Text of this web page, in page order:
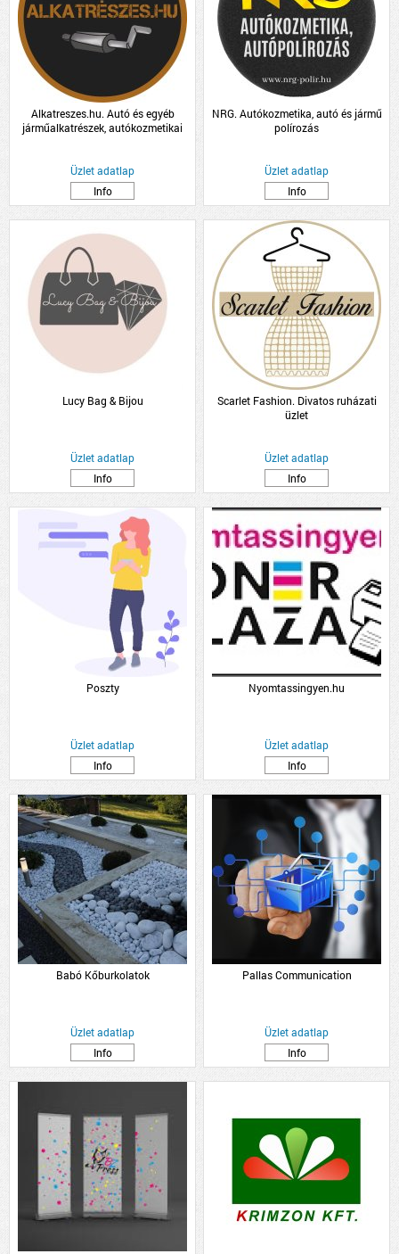
Alkatreszes.hu. Autó és egyéb
járműalkatrészek, autókozmetikai
Üzlet adatlap
Info
NRG. Autókozmetika, autó és jármű
polírozás
Üzlet adatlap
Info
Lucy Bag & Bijou
Üzlet adatlap
Info
Scarlet Fashion. Divatos ruházati
üzlet
Üzlet adatlap
Info
Poszty
Üzlet adatlap
Info
Nyomtassingyen.hu
Üzlet adatlap
Info
Babó Kőburkolatok
Üzlet adatlap
Info
Pallas Communication
Üzlet adatlap
Info